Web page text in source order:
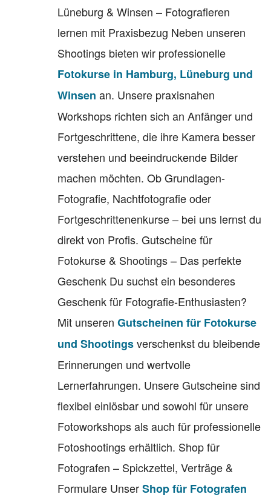
Lüneburg & Winsen – Fotografieren
lernen mit Praxisbezug Neben unseren
Shootings bieten wir professionelle
Fotokurse in Hamburg, Lüneburg und
Winsen an. Unsere praxisnahen
Workshops richten sich an Anfänger und
Fortgeschrittene, die ihre Kamera besser
verstehen und beeindruckende Bilder
machen möchten. Ob Grundlagen-
Fotografie, Nachtfotografie oder
Fortgeschrittenenkurse – bei uns lernst du
direkt von Profis. Gutscheine für
Fotokurse & Shootings – Das perfekte
Geschenk Du suchst ein besonderes
Geschenk für Fotografie-Enthusiasten?
Mit unseren Gutscheinen für Fotokurse
und Shootingsverschenkst du bleibende
Erinnerungen und wertvolle
Lernerfahrungen. Unsere Gutscheine sind
flexibel einlösbar und sowohl für unsere
Fotoworkshops als auch für professionelle
Fotoshootings erhältlich. Shop für
Fotografen – Spickzettel, Verträge &
Formulare UnserShop für Fotografen